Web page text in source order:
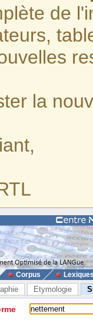
de
la
Corpus
Etymologie